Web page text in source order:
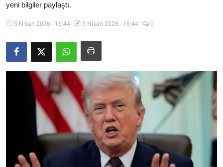
Analiz
Galeri
Yazarlar
İletişim
yeni bilgiler paylaştı.
5 Nisan 2026 - 16:44 5 Nisan 2026 - 16:44 0